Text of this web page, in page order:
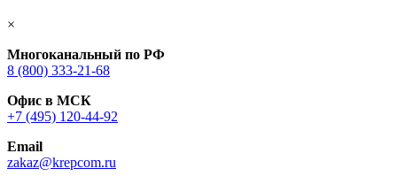
×
Многоканальный по РФ
8 (800) 333‑21-68
Офис в МСК
+7 (495) 120-44-92
Email
zakaz@krepcom.ru